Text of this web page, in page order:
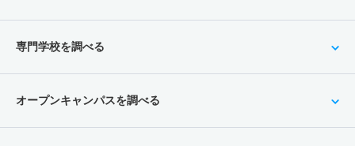
専門学校を調べる
オープンキャンパスを調べる